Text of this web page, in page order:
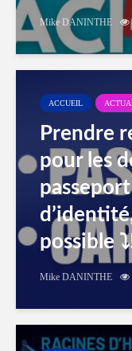
Mike DANINTHE
ACCUEIL
Prendre
pour les
possible
Mike DANINTHE